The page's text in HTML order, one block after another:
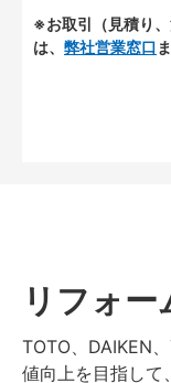
※お取引（見積り
は、 弊社営業窓口
リフォー
TOTO、DAIKEN
値向上を目指し